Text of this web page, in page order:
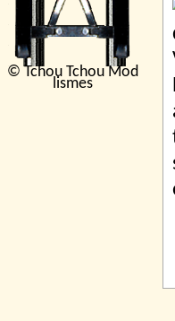
© Tchou Tchou Mod
lismes